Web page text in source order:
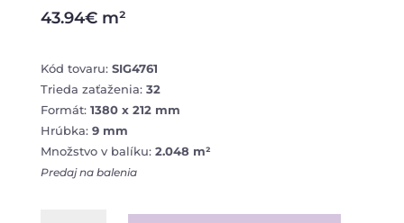
43.94€ m²
Kód tovaru: SIG4761
Trieda zaťaženia:32
Formát:1380 x 212 mm
Hrúbka: 9 mm
Množstvo v balíku: 2.048 m²
Predaj na balenia